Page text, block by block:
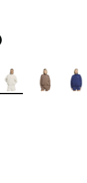
de couleurs